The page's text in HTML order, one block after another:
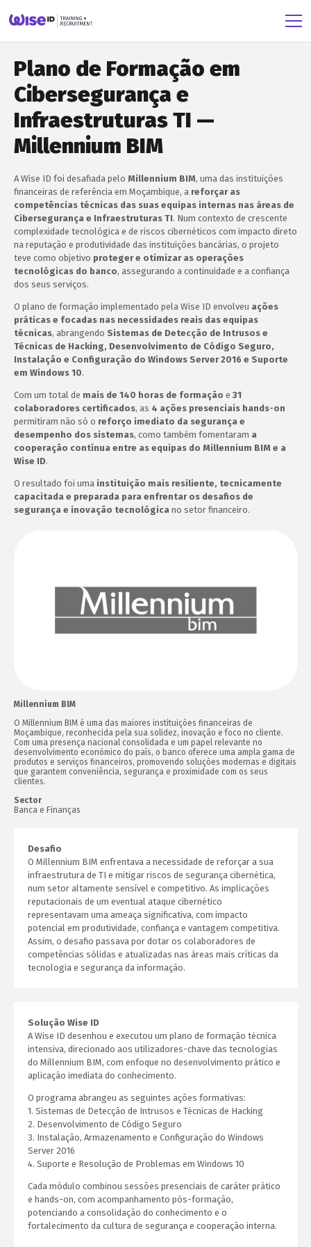
Plano de Formação em
Cibersegurança e
Infraestruturas TI —
Millennium BIM
A Wise ID foi desafiada pelo Millennium BIM, uma das instituições
financeiras de referência em Moçambique, a reforçar as
competências técnicas das suas equipas internas nas áreas de
Cibersegurança e Infraestruturas TI. Num contexto de crescente
complexidade tecnológica e de riscos cibernéticos com impacto direto
na reputação e produtividade das instituições bancárias, o projeto
teve como objetivo proteger e otimizar as operações
tecnológicas do banco, assegurando a continuidade e a confiança
dos seus serviços.
O plano de formação implementado pela Wise ID envolveu ações
práticas e focadas nas necessidades reais das equipas
técnicas, abrangendo Sistemas de Detecção de Intrusos e
Técnicas de Hacking, Desenvolvimento de Código Seguro,
Instalação e Configuração do Windows Server 2016 e Suporte
em Windows 10.
Com um total de mais de 140 horas de formação e 31
colaboradores certificados, as 4 ações presenciais hands-on
permitiram não só o reforço imediato da segurança e
desempenho dos sistemas, como também fomentaram a
cooperação contínua entre as equipas do Millennium BIM e a
Wise ID.
O resultado foi uma instituição mais resiliente, tecnicamente
capacitada e preparada para enfrentar os desafios de
segurança e inovação tecnológicano setor financeiro.
Millennium BIM
O Millennium BIM é uma das maiores instituições financeiras de
Moçambique, reconhecida pela sua solidez, inovação e foco no cliente.
Com uma presença nacional consolidada e um papel relevante no
desenvolvimento económico do país, o banco oferece uma ampla gama de
produtos e serviços financeiros, promovendo soluções modernas e digitais
que garantem conveniência, segurança e proximidade com os seus
clientes.
Sector
Banca e Finanças
Desafio
O Millennium BIM enfrentava a necessidade de reforçar a sua
infraestrutura de TI e mitigar riscos de segurança cibernética,
num setor altamente sensível e competitivo. As implicações
reputacionais de um eventual ataque cibernético
representavam uma ameaça significativa, com impacto
potencial em produtividade, confiança e vantagem competitiva.
Assim, o desafio passava por dotar os colaboradores de
competências sólidas e atualizadas nas áreas mais críticas da
tecnologia e segurança da informação.
Solução Wise ID
A Wise ID desenhou e executou um plano de formação técnica
intensiva, direcionado aos utilizadores-chave das tecnologias
do Millennium BIM, com enfoque no desenvolvimento prático e
aplicação imediata do conhecimento.
O programa abrangeu as seguintes ações formativas:
1. Sistemas de Detecção de Intrusos e Técnicas de Hacking
2. Desenvolvimento de Código Seguro
3. Instalação, Armazenamento e Configuração do Windows
Server 2016
4. Suporte e Resolução de Problemas em Windows 10
Cada módulo combinou sessões presenciais de caráter prático
e hands-on, com acompanhamento pós-formação,
potenciando a consolidação do conhecimento e o
fortalecimento da cultura de segurança e cooperação interna.